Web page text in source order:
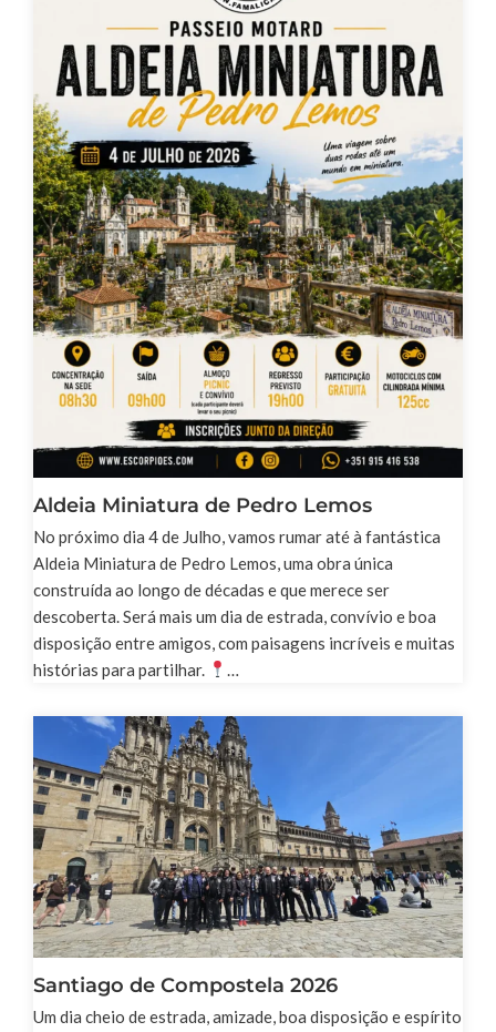
Aldeia Miniatura de Pedro Lemos
No próximo dia 4 de Julho, vamos rumar até à fantástica
Aldeia Miniatura de Pedro Lemos, uma obra única
construída ao longo de décadas e que merece ser
descoberta. Será mais um dia de estrada, convívio e boa
disposição entre amigos, com paisagens incríveis e muitas
histórias para partilhar.
Santiago de Compostela 2026
Um dia cheio de estrada, amizade, boa disposição e espírito